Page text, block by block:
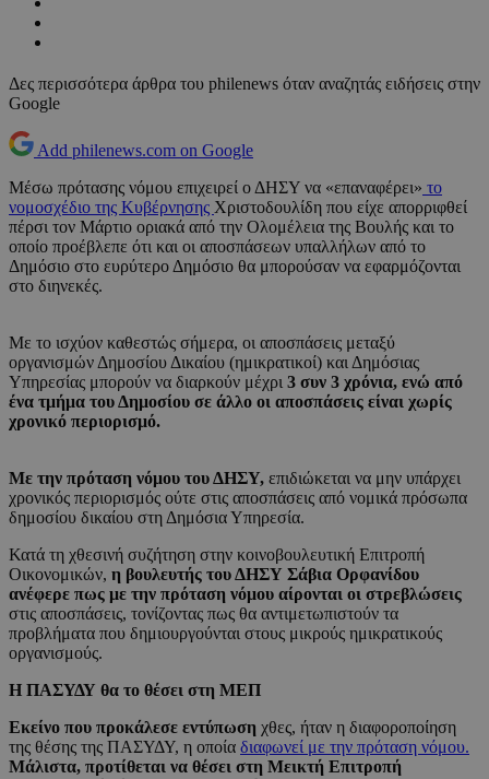
Δες περισσότερα άρθρα του philenews όταν αναζητάς ειδήσεις στην
Google
Add philenews.com on Google
Μέσω πρότασης νόμου επιχειρεί ο ΔΗΣΥ να «επαναφέρει» το
νομοσχέδιο της Κυβέρνησης Χριστοδουλίδη που είχε απορριφθεί
πέρσι τον Μάρτιο οριακά από την Ολομέλεια της Βουλής και το
οποίο προέβλεπε ότι και οι αποσπάσεων υπαλλήλων από το
Δημόσιο στο ευρύτερο Δημόσιο θα μπορούσαν να εφαρμόζονται
στο διηνεκές.
Με το ισχύον καθεστώς σήμερα, οι αποσπάσεις μεταξύ
οργανισμών Δημοσίου Δικαίου (ημικρατικοί) και Δημόσιας
Υπηρεσίας μπορούν να διαρκούν μέχρι 3 συν 3 χρόνια, ενώ από
ένα τμήμα του Δημοσίου σε άλλο οι αποσπάσεις είναι χωρίς
χρονικό περιορισμό.
Με την πρόταση νόμου του ΔΗΣΥ, επιδιώκεται να μην υπάρχει
χρονικός περιορισμός ούτε στις αποσπάσεις από νομικά πρόσωπα
δημοσίου δικαίου στη Δημόσια Υπηρεσία.
Κατά τη χθεσινή συζήτηση στην κοινοβουλευτική Επιτροπή
Οικονομικών, η βουλευτής του ΔΗΣΥ Σάβια Ορφανίδου
ανέφερε πως με την πρόταση νόμου αίρονται οι στρεβλώσεις
στις αποσπάσεις, τονίζοντας πως θα αντιμετωπιστούν τα
προβλήματα που δημιουργούνται στους μικρούς ημικρατικούς
οργανισμούς.
Η ΠΑΣΥΔΥ θα το θέσει στη ΜΕΠ
Εκείνο που προκάλεσε εντύπωση χθες, ήταν η διαφοροποίηση
της θέσης της ΠΑΣΥΔΥ, η οποία διαφωνεί με την πρόταση νόμου.
Μάλιστα, προτίθεται να θέσει στη Μεικτή Επιτροπή